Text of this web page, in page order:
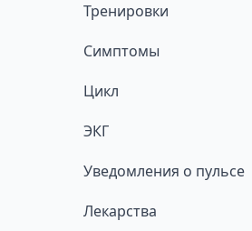
Тренировки
Симптомы
Цикл
ЭКГ
Уведомления о пульсе
Лекарства